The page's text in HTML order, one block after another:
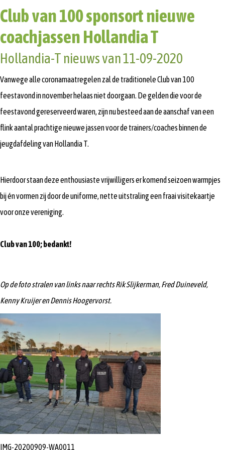
Club van 100 sponsort nieuwe
coachjassen Hollandia T
Hollandia-T nieuws van 11-09-2020
Vanwege alle coronamaatregelen zal de traditionele Club van 100
feestavond in november helaas niet doorgaan. De gelden die voor de
feestavond gereserveerd waren, zijn nu besteed aan de aanschaf van een
flink aantal prachtige nieuwe jassen voor de trainers/coaches binnen de
jeugdafdeling van Hollandia T.
Hierdoor staan deze enthousiaste vrijwilligers er komend seizoen warmpjes
bij én vormen zij door de uniforme, nette uitstraling een fraai visitekaartje
voor onze vereniging.
Club van 100; bedankt!
Op de foto stralen van links naar rechts Rik Slijkerman, Fred Duineveld,
Kenny Kruijer en Dennis Hoogervorst.
IMG-20200909-WA0011